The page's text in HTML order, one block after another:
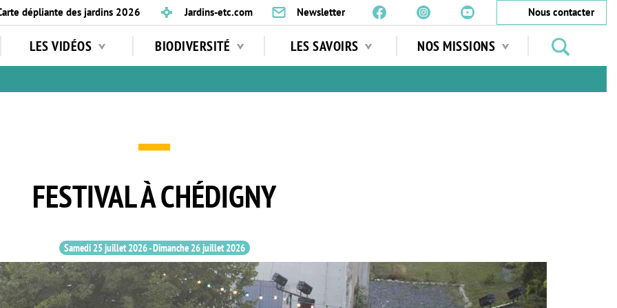
dépliante des jardins 2026 Jardins-etc.com Newsletter
Nous contacter
LES VIDÉOS BIODIVERSITÉ LES SAVOIRS NOS MISSIONS
jardins
FESTIVAL À CHÉDIGNY
Samedi 25 juillet 2026-Dimanche 26 juillet 2026